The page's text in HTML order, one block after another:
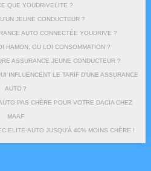
QUE YOUDRIVELITE ?
JEUNE CONDUCTEUR ?
AUTO CONNECTÉE YOUDRIVE ?
HAMON, OU LOI CONSOMMATION ?
ASSURANCE JEUNE CONDUCTEUR ?
INFLUENCENT LE TARIF D’UNE ASSURANCE
AUTO ?
PAS CHÈRE POUR VOTRE DACIA CHEZ
MAAF
ELITE-AUTO JUSQU’À 40% MOINS CHÈRE !